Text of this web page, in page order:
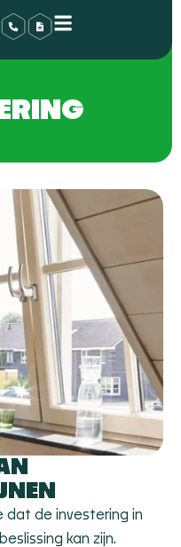
dat de investering in
kan zijn.